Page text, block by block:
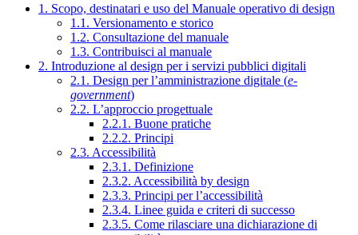
1. Scopo, destinatari e uso del Manuale operativo di design
1.1. Versionamento e storico
1.2. Consultazione del manuale
1.3. Contribuisci al manuale
2. Introduzione al design per i servizi pubblici digitali
2.1. Design per l’amministrazione digitale (e-
government)
2.2. L’approccio progettuale
2.2.1. Buone pratiche
2.2.2. Principi
2.3. Accessibilità
2.3.1. Definizione
2.3.2. Accessibilità by design
2.3.3. Principi per l’accessibilità
2.3.4. Linee guida e criteri di successo
2.3.5. Come rilasciare una dichiarazione di